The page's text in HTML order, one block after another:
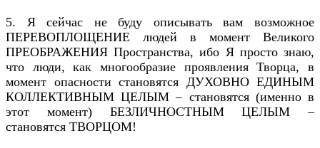
5. Я сейчас не буду описывать вам возможное
ПЕРЕВОПЛОЩЕНИЕ людей в момент Великого
ПРЕОБРАЖЕНИЯ Пространства, ибо Я просто знаю,
что люди, как многообразие проявления Творца, в
момент опасности становятся ДУХОВНО ЕДИНЫМ
КОЛЛЕКТИВНЫМ ЦЕЛЫМ – становятся (именно в
этот момент) БЕЗЛИЧНОСТНЫМ ЦЕЛЫМ –
становятся ТВОРЦОМ!